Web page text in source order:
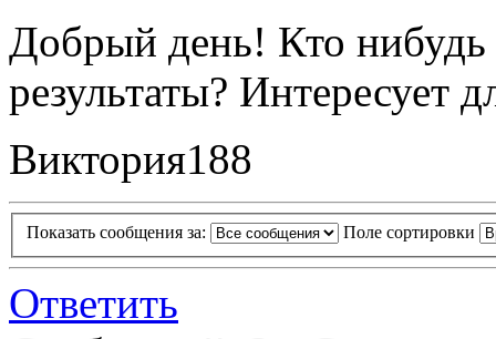
Добрый день! Кто нибудь
результаты? Интересует
Виктория188
Показать сообщения за: Поле сортировки
Ответить